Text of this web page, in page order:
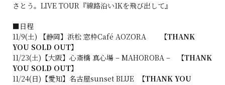
さとう。LIVE TOUR『線路沿い1Kを飛び出して』
■日程
11/9(土) 【静岡】浜松 窓枠Café AOZORA
【THANK
YOU SOLD OUT】
11/23(土)【大阪】心斎橋 真心場 – MAHOROBA –
【THANK
YOU SOLD OUT】
11/24(日)【愛知】名古屋sunset BLUE
【THANK YOU